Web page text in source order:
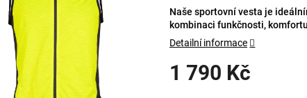
1 790 Kč
Naše sportovní vesta je
kombinaci funkčnosti,
Detailní informace